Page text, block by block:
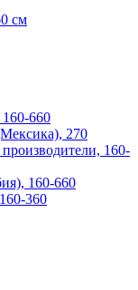
см
660
270
160-
160-660
360